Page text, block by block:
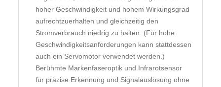
hoher Geschwindigkeit und hohem Wirkungsgrad
aufrechtzuerhalten und gleichzeitig den
Stromverbrauch niedrig zu halten. (Für hohe
Geschwindigkeitsanforderungen kann stattdessen
auch ein Servomotor verwendet werden.)
Berühmte Markenfaseroptik und Infrarotsensor
für präzise Erkennung und Signalauslösung ohne